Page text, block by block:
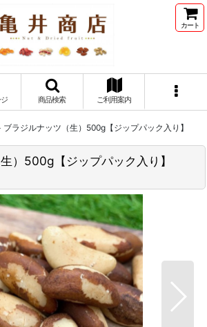
カート
商品検索 ご利用案内
ブラジルナッツ（生）500g【ジップパック入り】
）500g【ジップパック入り】